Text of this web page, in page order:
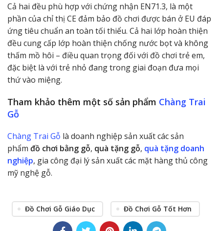
Cả hai đều phù hợp với chứng nhận EN71.3, là một
phần của chỉ thị CE đảm bảo đồ chơi được bán ở EU đáp
ứng tiêu chuẩn an toàn tối thiểu. Cả hai lớp hoàn thiện
đều cung cấp lớp hoàn thiện chống nước bọt và không
thấm mồ hôi – điều quan trọng đối với đồ chơi trẻ em,
đặc biệt là với trẻ nhỏ đang trong giai đoạn đưa mọi
thứ vào miệng.
Tham khảo thêm một số sản phẩm Chàng Trai
Gỗ
Chàng Trai Gỗ là doanh nghiệp sản xuất các sản
phẩm đồ chơi bằng gỗ, quà tặng gỗ, quà tặng doanh
nghiệp, gia công đại lý sản xuất các mặt hàng thủ công
mỹ nghệ gỗ.
Đồ Chơi Gỗ Giáo Dục Đồ Chơi Gỗ Tốt Hơn